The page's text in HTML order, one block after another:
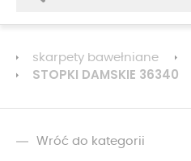
skarpety bawełniane
STOPKI DAMSKIE 36340
Wróć do kategorii